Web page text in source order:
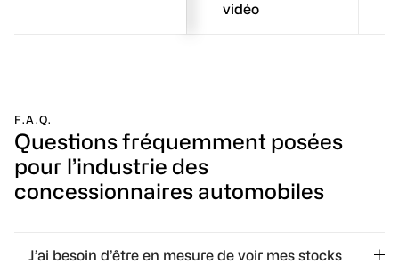
vidéo
F.A.Q.
Questions fréquemment posées
pour l’industrie des
concessionnaires automobiles
J’ai besoin d’être en mesure de voir mes stocks